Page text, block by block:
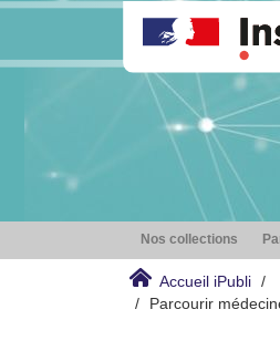
Nos collections
Accueil iPubli
Parcourir